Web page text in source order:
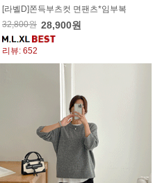
[라벨D]쫀득부츠컷 면팬츠*임부복
32,800원 28,900원
리뷰: 652